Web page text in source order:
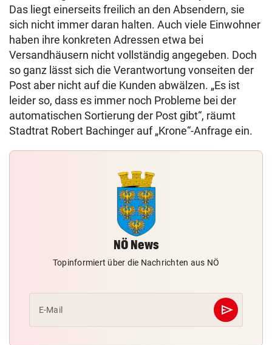
Das liegt einerseits freilich an den Absendern, sie
sich nicht immer daran halten. Auch viele Einwohner
haben ihre konkreten Adressen etwa bei
Versandhäusern nicht vollständig angegeben. Doch
so ganz lässt sich die Verantwortung vonseiten der
Post aber nicht auf die Kunden abwälzen. „Es ist
leider so, dass es immer noch Probleme bei der
automatischen Sortierung der Post gibt“, räumt
Stadtrat Robert Bachinger auf „Krone“-Anfrage ein.
NÖ News
Topinformiert über die Nachrichten aus NÖ
E-Mail send
Abschicken